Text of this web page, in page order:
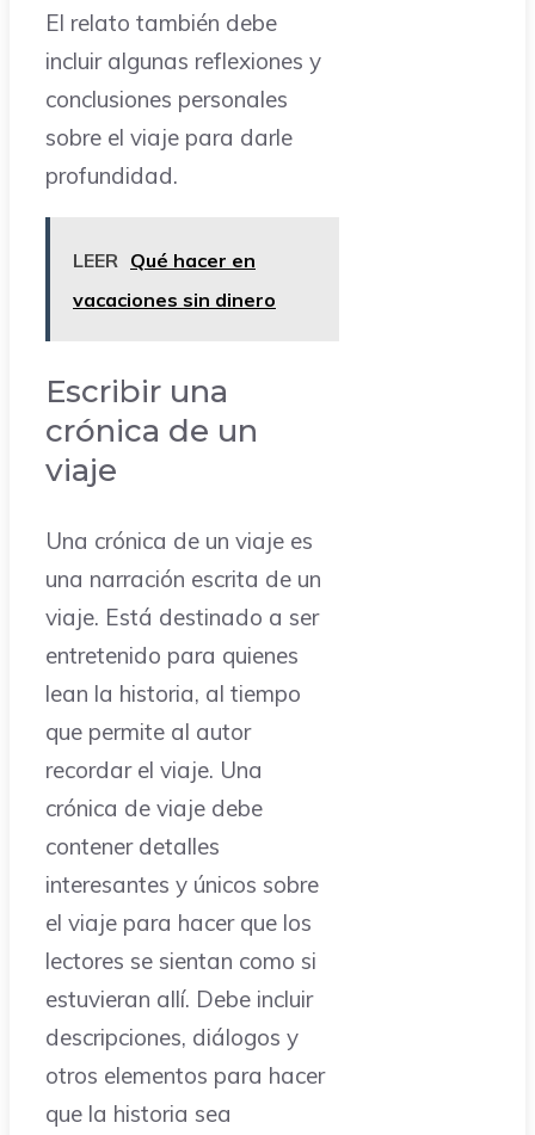
El relato también debe
incluir algunas reflexiones y
conclusiones personales
sobre el viaje para darle
profundidad.
LEER Qué hacer en
vacaciones sin dinero
Escribir una
crónica de un
viaje
Una crónica de un viaje es
una narración escrita de un
viaje. Está destinado a ser
entretenido para quienes
lean la historia, al tiempo
que permite al autor
recordar el viaje. Una
crónica de viaje debe
contener detalles
interesantes y únicos sobre
el viaje para hacer que los
lectores se sientan como si
estuvieran allí. Debe incluir
descripciones, diálogos y
otros elementos para hacer
que la historia sea